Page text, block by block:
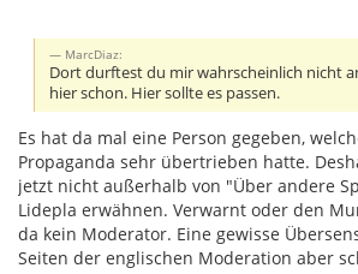
MarcDiaz:
Dort durftest du mir wahrscheinlich nicht
hier schon. Hier sollte es passen.
Es hat da mal eine Person gegeben,
Propaganda sehr übertrieben hatte.
jetzt nicht außerhalb von "Über andere
Lidepla erwähnen. Verwarnt oder den
da kein Moderator. Eine gewisse
Seiten der englischen Moderation aber